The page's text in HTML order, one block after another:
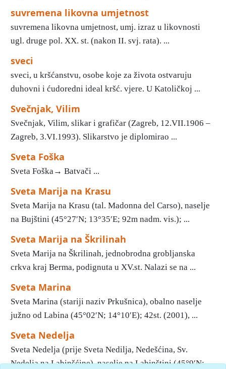
suvremena likovna umjetnost
suvremena likovna umjetnost, umj. izraz u likovnosti
ugl. druge pol. XX. st. (nakon II. svj. rata). ...
sveci
sveci, u kršćanstvu, osobe koje za života ostvaruju
duhovni i ćudoredni ideal kršć. vjere. U Katoličkoj ...
Svečnjak, Vilim
Svečnjak, Vilim, slikar i grafičar (Zagreb, 12.VII.1906 –
Zagreb, 3.VI.1993). Slikarstvo je diplomirao ...
Sveta Foška
Sveta Foška→ Batvači ...
Sveta Marija na Krasu
Sveta Marija na Krasu (tal. Madonna del Carso), naselje
na Bujštini (45°27′N; 13°35′E; 92m nadm. vis.); ...
Sveta Marija na Škrilinah
Sveta Marija na Škrilinah, jednobrodna grobljanska
crkva kraj Berma, podignuta u XV.st. Nalazi se na ...
Sveta Marina
Sveta Marina (stariji naziv Prkušnica), obalno naselje
južno od Labina (45°02′N; 14°10′E); 42st. (2001), ...
Sveta Nedelja
Sveta Nedelja (prije Sveta Nedilja, Nedešćina, Sv.
Nedelja na Labinšćine), naselje na Labinštini (45°9′N; ...